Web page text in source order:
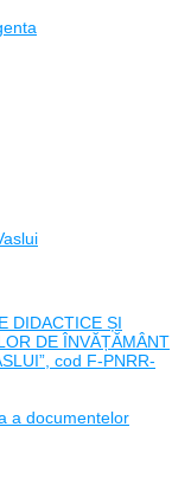
DIDACTICE ȘI
DE ÎNVĂȚĂMÂNT
cod F-PNRR-
a documentelor